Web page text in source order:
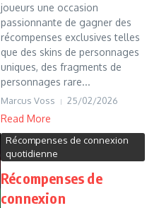
joueurs une occasion
passionnante de gagner des
récompenses exclusives telles
que des skins de personnages
uniques, des fragments de
personnages rare...
Marcus Voss 25/02/2026
Read More
Récompenses de connexion
quotidienne
Récompenses de
connexion